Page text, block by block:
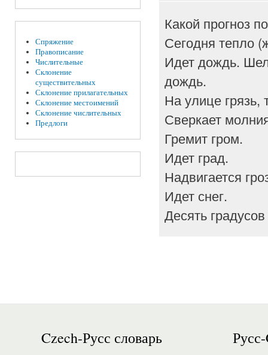
Спряжение
Правописание
Числительные
Склонение
существительных
Склонение прилагательных
Склонение местоимений
Склонение числительных
Предлоги
Какой прогноз
Сегодня тепло
Идет дождь.
дождь.
На улице грязь,
Сверкает
Гремит гром.
Идет град.
Надвигается
Идет снег.
Десять
Czech-Русс словарь